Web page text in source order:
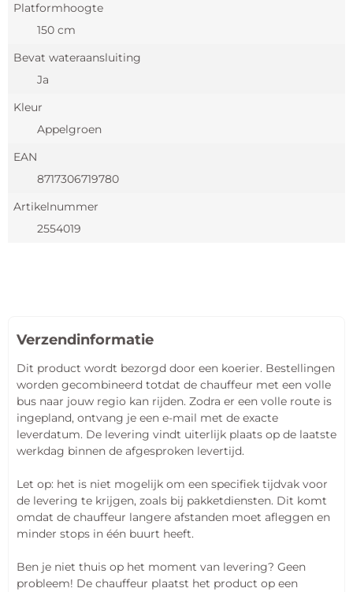
Platformhoogte
150 cm
Bevat wateraansluiting
Ja
Kleur
Appelgroen
EAN
8717306719780
Artikelnummer
2554019
Verzendinformatie
Dit product wordt bezorgd door een koerier. Bestellingen
worden gecombineerd totdat de chauffeur met een volle
bus naar jouw regio kan rijden. Zodra er een volle route is
ingepland, ontvang je een e-mail met de exacte
leverdatum. De levering vindt uiterlijk plaats op de laatste
werkdag binnen de afgesproken levertijd.
Let op: het is niet mogelijk om een specifiek tijdvak voor
de levering te krijgen, zoals bij pakketdiensten. Dit komt
omdat de chauffeur langere afstanden moet afleggen en
minder stops in één buurt heeft.
Ben je niet thuis op het moment van levering? Geen
probleem! De chauffeur plaatst het product op een